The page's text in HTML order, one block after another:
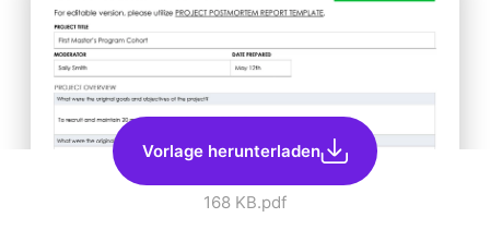
Vorlage herunterladen
168 KB.pdf